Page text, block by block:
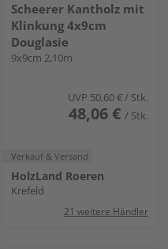
Scheerer Kantholz mit
Klinkung 4x9cm
Douglasie
9x9cm 2,10m
UVP 50,60 € / Stk.
48,06 € / Stk.
Verkauf & Versand
HolzLand Roeren
Krefeld
21 weitere Händler